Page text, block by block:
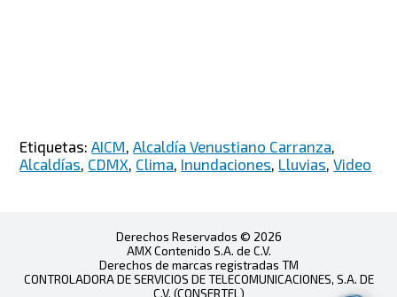
Etiquetas:AICM ,Alcaldía Venustiano Carranza
Alcaldías CDMX Clima Inundaciones Lluvias ,Video
Derechos Reservados © 2026
AMX Contenido S.A. de C.V.
Derechos de marcas registradas TM
CONTROLADORA DE SERVICIOS DE TELECOMUNICACIONES, S.A. DE
C.V. (CONSERTEL)